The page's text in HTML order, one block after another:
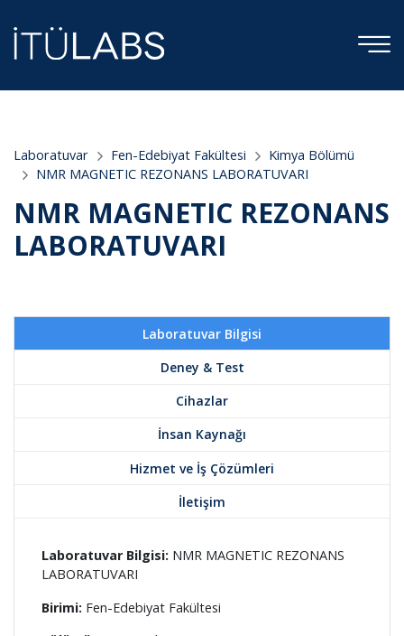
Laboratuvar Fen-Edebiyat Fakültesi
Kimya Bölümü
NMR MAGNETIC REZONANS LABORATUVARI
NMR MAGNETIC REZONANS
LABORATUVARI
Laboratuvar Bilgisi
Deney & Test
Cihazlar
İnsan Kaynağı
Hizmet ve İş Çözümleri
İletişim
Laboratuvar Bilgisi: NMR MAGNETIC REZONANS
LABORATUVARI
Birimi: Fen-Edebiyat Fakültesi